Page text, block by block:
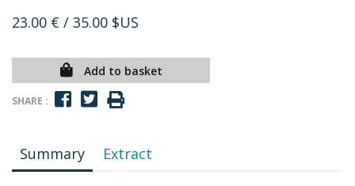
23.00 € / 35.00 $US
Add to basket
SHARE :
Summary Extract